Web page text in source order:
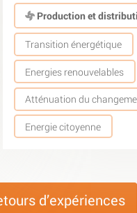
Production et
Transition énergétique
Energies renouvelables
Atténuation du
Energie citoyenne
d’expériences